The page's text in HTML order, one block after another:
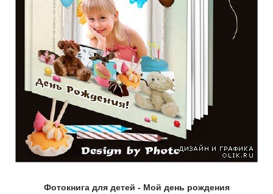
Фотокнига для детей - Мой день рождения